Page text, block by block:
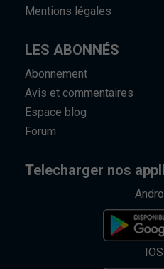
Mentions légales
LES ABONNÉS
Abonnement
Avis et commentaires
Espace blog
Forum
Telecharger nos
IOS